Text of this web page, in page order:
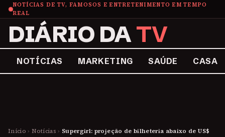
NOTÍCIAS DE TV, FAMOSOS E ENTRETENIMENTO EM TEMPO
REAL
DIÁRIO DATV
NOTÍCIAS MARKETING SAÚDE CASA
Início › Notícias › Supergirl: projeção de bilheteria abaixo de US$